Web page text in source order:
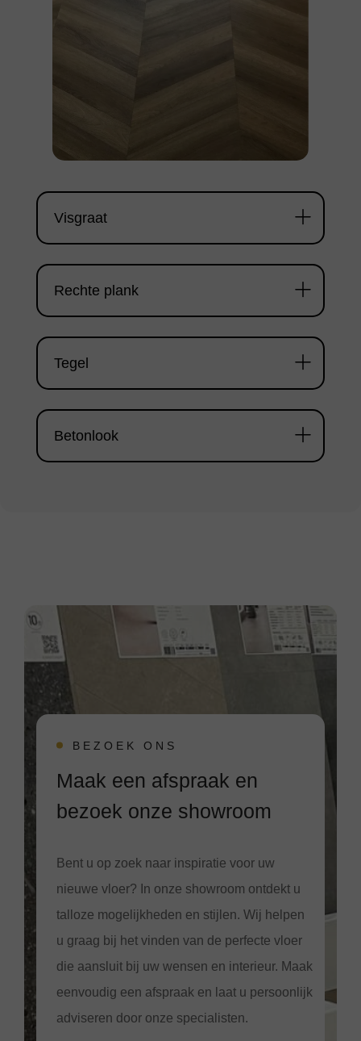
Visgraat
Rechte plank
Tegel
Betonlook
BEZOEK ONS
Maak een afspraak en
bezoek onze showroom
Bent u op zoek naar inspiratie voor uw
nieuwe vloer? In onze showroom ontdekt u
talloze mogelijkheden en stijlen. Wij helpen
u graag bij het vinden van de perfecte vloer
die aansluit bij uw wensen en interieur. Maak
eenvoudig een afspraak en laat u persoonlijk
adviseren door onze specialisten.